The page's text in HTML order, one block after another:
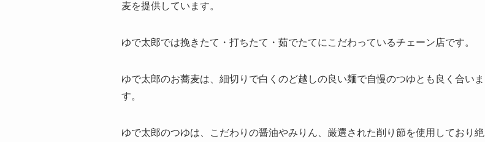
麦を提供しています。
ゆで太郎では挽きたて・打ちたて・茹でたてにこだわっているチェーン店です。
ゆで太郎のお蕎麦は、細切りで白くのど越しの良い麺で自慢のつゆとも良く合いま
す。
ゆで太郎のつゆは、こだわりの醤油やみりん、厳選された削り節を使用しており絶